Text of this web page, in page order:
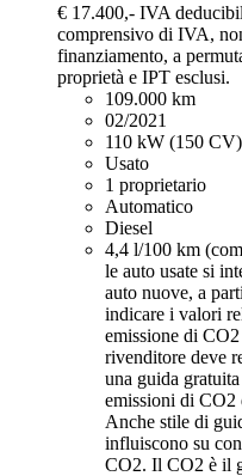
€ 17.400,- IVA
comprensivo di IVA,
finanziamento, a
proprietà e IPT esclusi.
109.000 km
02/2021
110 kW (150 CV)
Usato
1 proprietario
Automatico
Diesel
4,4 l/100 km
le auto usate si
auto nuove, a
indicare i valori
emissione di
rivenditore deve
una guida
emissioni di CO2
Anche stile di
influiscono su
CO2. Il CO2 è il